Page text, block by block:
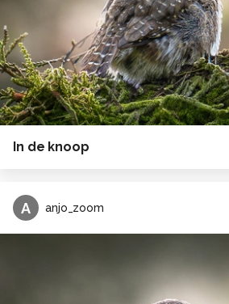
In de knoop
A anjo_zoom